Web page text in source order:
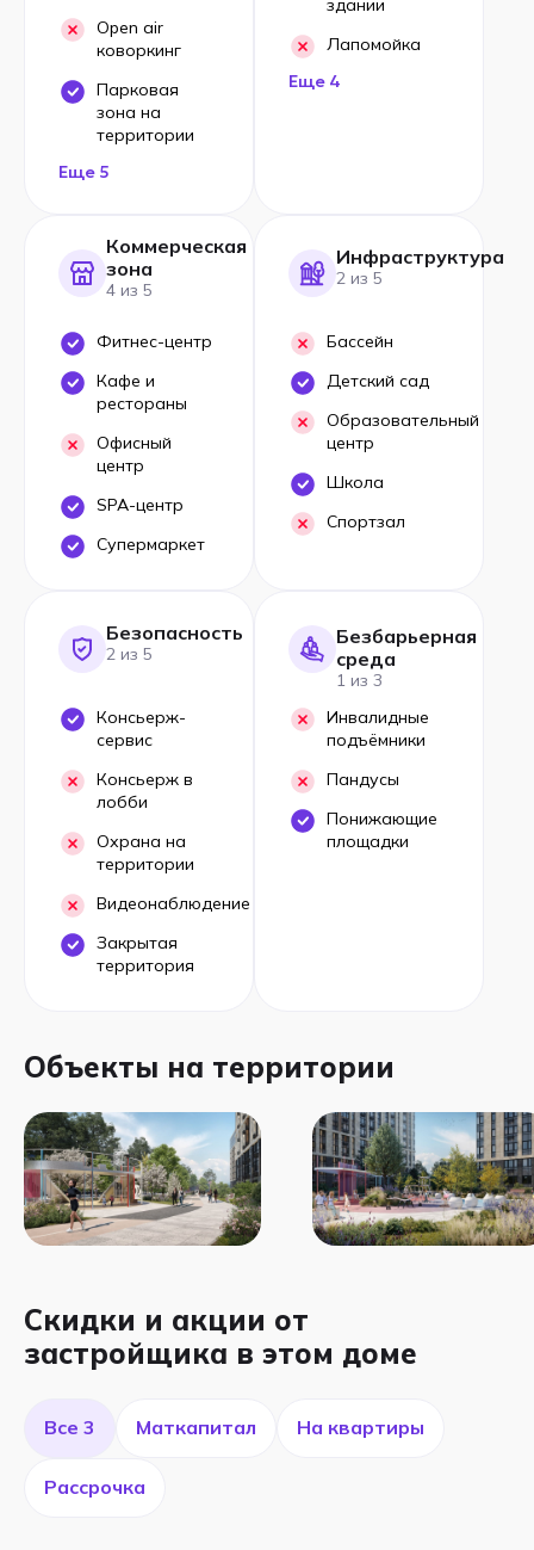
Open air
коворкинг
Парковая
зона на
территории
Еще 5
здании
Лапомойка
Еще 4
Коммерческая
зона
4 из 5
Фитнес-центр
Кафе и
рестораны
Офисный
центр
SPA-центр
Супермаркет
Инфраструктура
2 из 5
Бассейн
Детский сад
Образовательный
центр
Школа
Спортзал
Безопасность
2 из 5
Консьерж-
сервис
Консьерж в
лобби
Охрана на
территории
Видеонаблюдение
Закрытая
территория
Безбарьерная
среда
1 из 3
Инвалидные
подъёмники
Пандусы
Понижающие
площадки
Объекты на территории
Скидки и акции от
застройщика в этом доме
Все 3 Маткапитал На квартиры
Рассрочка